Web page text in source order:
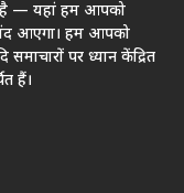
है — यहां हम आपको
आएगा। हम आपको
पर ध्यान केंद्रित
हैं।